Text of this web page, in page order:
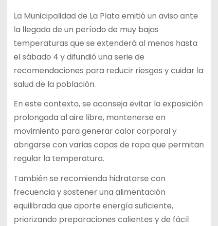
La Municipalidad de La Plata emitió un aviso ante
la llegada de un período de muy bajas
temperaturas que se extenderá al menos hasta
el sábado 4 y difundió una serie de
recomendaciones para reducir riesgos y cuidar la
salud de la población.
En este contexto, se aconseja evitar la exposición
prolongada al aire libre, mantenerse en
movimiento para generar calor corporal y
abrigarse con varias capas de ropa que permitan
regular la temperatura.
También se recomienda hidratarse con
frecuencia y sostener una alimentación
equilibrada que aporte energía suficiente,
priorizando preparaciones calientes y de fácil